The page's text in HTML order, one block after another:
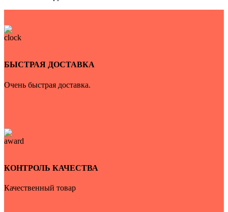
БЫСТРАЯ ДОСТАВКА
Очень быстрая доставка.
КОНТРОЛЬ КАЧЕСТВА
Качественный товар